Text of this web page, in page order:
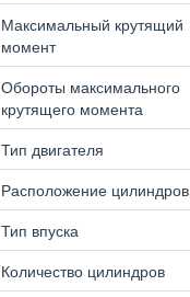
Максимальный крутящий
момент
Обороты максимального
крутящего момента
Тип двигателя
Расположение цилиндров
Тип впуска
Количество цилиндров